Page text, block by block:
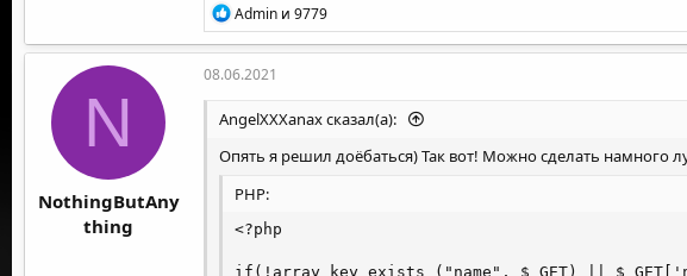
Р
е
а
к
и
Admin и 9779
N
NothingButAny
thing
08.06.2021
AngelXXXanax сказал(а):
Опять я решил доёбаться) Так вот! Можно сделать намного
PHP:
<?php
if(!array_key_exists ("name", $_GET) ||